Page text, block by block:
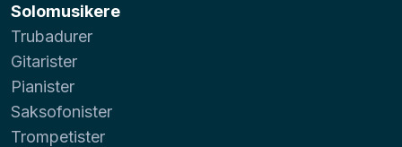
Solomusikere
Trubadurer
Gitarister
Pianister
Saksofonister
Trompetister